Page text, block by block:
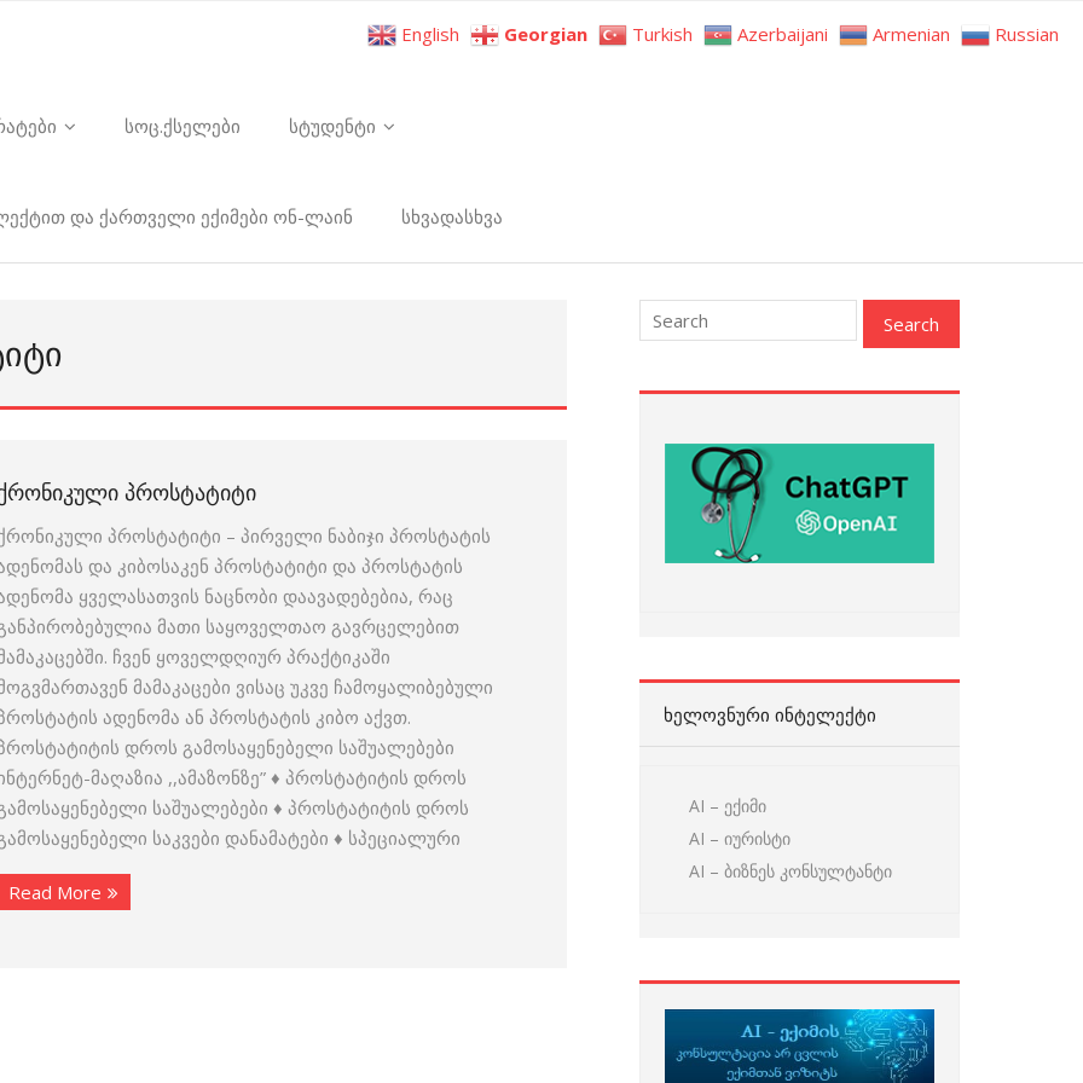
სოც.ქსელები სტუდენტი
და ქართველი ექიმები ონ-ლაინ სხვადასხვა
ᲞᲠᲝᲡᲢᲐᲢᲘᲢᲘ
პროსტატიტი – პირველი ნაბიჯი პროსტატის
და კიბოსაკენ პროსტატიტი და პროსტატის
ყველასათვის ნაცნობი დაავადებებია, რაც
მათი საყოველთაო გავრცელებით
ჩვენ ყოველდღიურ პრაქტიკაში
მამაკაცები ვისაც უკვე ჩამოყალიბებული
ადენომა ან პროსტატის კიბო აქვთ.
დროს გამოსაყენებელი საშუალებები
მაღაზია ,,ამაზონზე” ♦ პროსტატიტის დროს
საშუალებები ♦ პროსტატიტის დროს
საკვები დანამატები ♦ სპეციალური
Read More
ᲮᲔᲚᲝᲕᲜᲣᲠᲘ ᲘᲜᲢᲔᲚᲔᲥᲢᲘ
AI – ექიმი
AI – იურისტი
AI – ბიზნეს კონსულტანტი
English Georgian Turkish Azerbaijani Armenian Russian